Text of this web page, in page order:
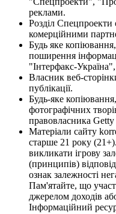
реклами.
Розділ Спецпроекти
комерційними
Будь яке
поширення
"Інтерфакс-
Власник веб-
публікації.
Будь-яке
фотографічних
правовласника Getty
Матеріали сайту
старше 21 року
викликати ігрову
(принципів)
ознак залежності
Пам'ятайте, що
джерелом доходів
Інформаційний